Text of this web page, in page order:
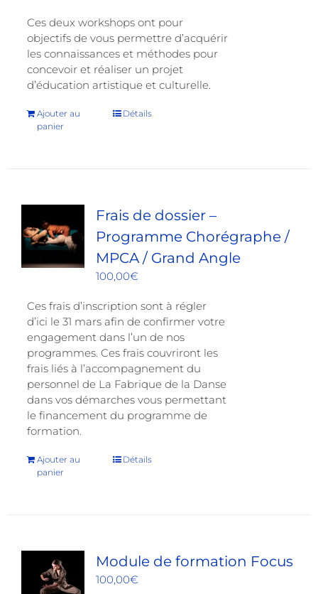
Ces deux workshops ont pour
objectifs de vous permettre d’acquérir
les connaissances et méthodes pour
concevoir et réaliser un projet
d’éducation artistique et culturelle.
Ajouter au
panier
Détails
Frais de dossier –
Programme Chorégraphe /
MPCA / Grand Angle
100,00€
Ces frais d’inscription sont à régler
d’ici le 31 mars afin de confirmer votre
engagement dans l’un de nos
programmes. Ces frais couvriront les
frais liés à l’accompagnement du
personnel de La Fabrique de la Danse
dans vos démarches vous permettant
le financement du programme de
formation.
Ajouter au
panier
Détails
Module de formation Focus
100,00€